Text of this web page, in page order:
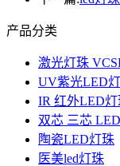
产品分类
激光灯珠
UV紫光LED
IR 红外LED灯
双芯 三芯
陶瓷LED灯珠
医美led灯珠